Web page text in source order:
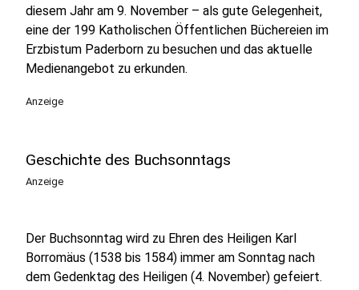
diesem Jahr am 9. November – als gute Gelegenheit,
eine der 199 Katholischen Öffentlichen Büchereien im
Erzbistum Paderborn zu besuchen und das aktuelle
Medienangebot zu erkunden.
Anzeige
Geschichte des Buchsonntags
Anzeige
Der Buchsonntag wird zu Ehren des Heiligen Karl
Borromäus (1538 bis 1584) immer am Sonntag nach
dem Gedenktag des Heiligen (4. November) gefeiert.